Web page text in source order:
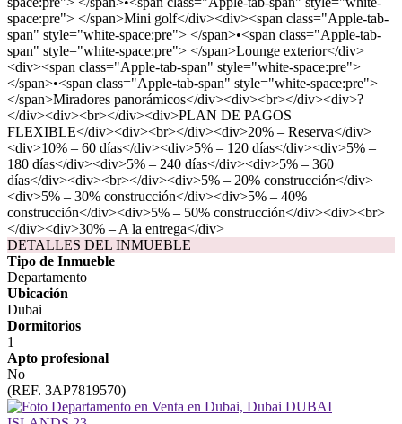
space:pre"> </span>Mini golf</div><div><span class="Apple-tab-
span" style="white-space:pre"> </span>•<span class="Apple-tab-
span" style="white-space:pre"> </span>Lounge exterior</div>
<div><span class="Apple-tab-span" style="white-space:pre">
</span>•<span class="Apple-tab-span" style="white-space:pre">
</span>Miradores panorámicos</div><div><br></div><div>?
</div><div><br></div><div>PLAN DE PAGOS
FLEXIBLE</div><div><br></div><div>20% – Reserva</div>
<div>10% – 60 días</div><div>5% – 120 días</div><div>5% –
180 días</div><div>5% – 240 días</div><div>5% – 360
días</div><div><br></div><div>5% – 20% construcción</div>
<div>5% – 30% construcción</div><div>5% – 40%
construcción</div><div>5% – 50% construcción</div><div><br>
</div><div>30% – A la entrega</div>
DETALLES DEL INMUEBLE
Tipo de Inmueble
Departamento
Ubicación
Dubai
Dormitorios
1
Apto profesional
No
(REF. 3AP7819570)